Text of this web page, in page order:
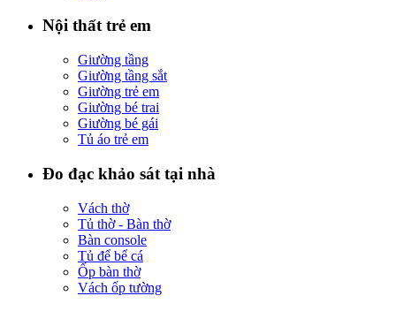
Nội thất trẻ em
Giường tầng
Giường tầng sắt
Giường trẻ em
Giường bé trai
Giường bé gái
Tủ áo trẻ em
Đo đạc khảo sát tại nhà
Vách thờ
Tủ thờ - Bàn thờ
Bàn console
Tủ để bể cá
Ốp bàn thờ
Vách ốp tường